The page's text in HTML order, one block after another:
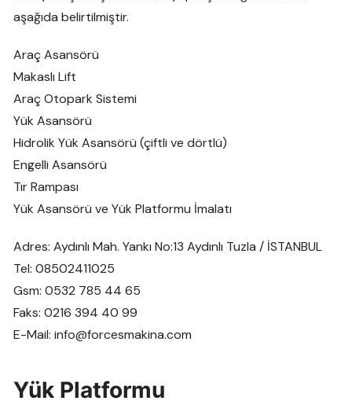
aşağıda belirtilmiştir.
Araç Asansörü
Makaslı Lift
Araç Otopark Sistemi
Yük Asansörü
Hidrolik Yük Asansörü (çiftli ve dörtlü)
Engelli Asansörü
Tır Rampası
Yük Asansörü ve Yük Platformu İmalatı
Adres: Aydınlı Mah. Yankı No:13 Aydınlı Tuzla / İSTANBUL
Tel: 08502411025
Gsm: 0532 785 44 65
Faks: 0216 394 40 99
E-Mail: info@forcesmakina.com
Yük Platformu